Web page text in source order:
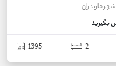
مازندران
بگیرید
2
1395